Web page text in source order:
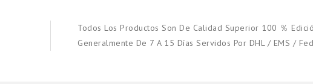
Todos Los Productos Son De Calidad Superior 100 ％
Generalmente De 7 A 15 Días Servidos Por DHL / EMS /